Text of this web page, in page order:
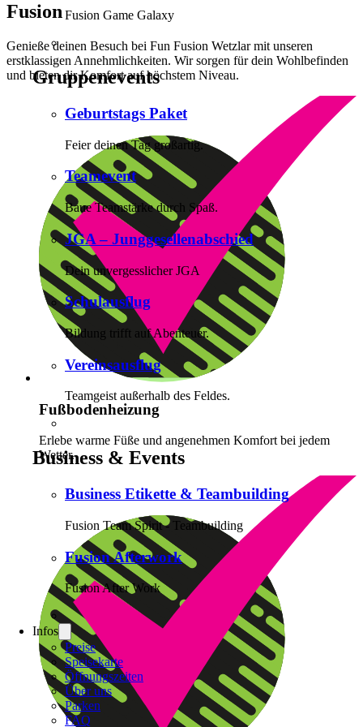
Fusion Game Galaxy
Gruppenevents
Geburtstags Paket
Feier deinen Tag großartig.
Teamevent
Baue Teamstärke durch Spaß.
JGA – Junggesellenabschied
Dein unvergesslicher JGA
Schulausflug
Bildung trifft auf Abenteuer.
Vereinsausflug
Teamgeist außerhalb des Feldes.
Business & Events
Business Etikette & Teambuilding
Fusion Team Spirit - Teambuilding
Fusion Afterwork
Fusion After Work
Infos
Preise
Speisekarte
Öffnungszeiten
Über uns
Parken
FAQ
Fusion
Genieße deinen Besuch bei Fun Fusion Wetzlar mit unseren
erstklassigen Annehmlichkeiten. Wir sorgen für dein Wohlbefinden
und bieten dir Komfort auf höchstem Niveau.
Fußbodenheizung
Erlebe warme Füße und angenehmen Komfort bei jedem
Wetter.